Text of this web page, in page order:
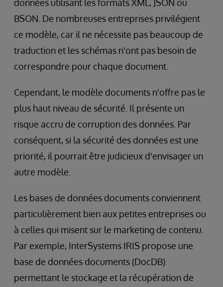
données utilisant les formats XML, JSON ou
BSON. De nombreuses entreprises privilégient
ce modèle, car il ne nécessite pas beaucoup de
traduction et les schémas n'ont pas besoin de
correspondre pour chaque document.
Cependant, le modèle documents n'offre pas le
plus haut niveau de sécurité. Il présente un
risque accru de corruption des données. Par
conséquent, si la sécurité des données est une
priorité, il pourrait être judicieux d'envisager un
autre modèle.
Les bases de données documents conviennent
particulièrement bien aux petites entreprises ou
à celles qui misent sur le marketing de contenu.
Par exemple, InterSystems IRIS propose une
base de données documents (DocDB)
permettant le stockage et la récupération de